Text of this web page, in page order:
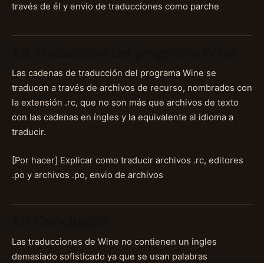
través de él y envio de traducciones como parche
Las cadenas de traducción del programa Wine se
traducen a través de archivos de recurso, nombrados con
la extensión .rc, que no son más que archivos de texto
con las cadenas en íngles y la equivalente al idioma a
traducir.
[Por hacer] Explicar como traducir archivos .rc, editores
.po y archivos .po, envio de archivos
Las traducciones de Wine no contienen un ingles
demasiado sofisticado ya que se usan palabras